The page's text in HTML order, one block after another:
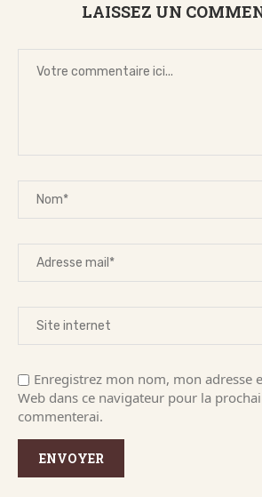
LAISSEZ UN
Enregistrez mon nom, mon adresse
Web dans ce navigateur pour la
commenterai.